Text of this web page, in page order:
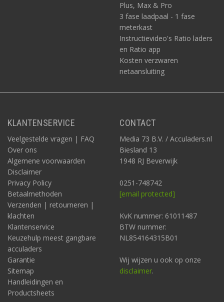
Plus, Max & Pro
3 fase laadpaal - 1 fase
meterkast
Instructievideo's Ratio laders
en Ratio app
Kosten verzwaren
netaansluiting
KLANTENSERVICE
Veelgestelde vragen | FAQ
Over ons
Algemene voorwaarden
Disclaimer
Privacy Policy
Betaalmethoden
Verzenden | retourneren |
klachten
Klantenservice
Keuzehulp meest gangbare
acculaders
Garantie
Sitemap
Handleidingen en
Productsheets
CONTACT
Media 73 B.V. / Acculaders.nl
Biesland 13
1948 RJ Beverwijk
0251-748742
[email protected]
KvK nummer: 61011487
BTW nummer:
NL854164315B01
Wij wijzen u ook op onze
disclaimer.